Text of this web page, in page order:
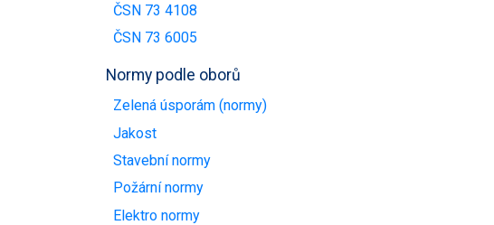
ČSN 73 4108
ČSN 73 6005
Normy podle oborů
Zelená úsporám (normy)
Jakost
Stavební normy
Požární normy
Elektro normy